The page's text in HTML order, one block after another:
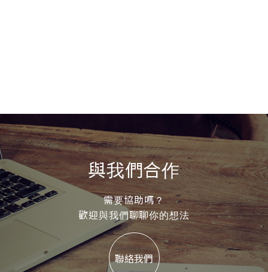
與我們合作
需要協助嗎？
歡迎與我們聊聊你的想法